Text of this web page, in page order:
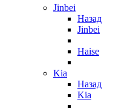
Jinbei
Назад
Jinbei
Haise
Kia
Назад
Kia